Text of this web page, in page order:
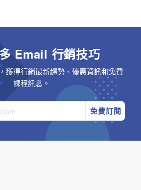
Email 行銷技巧
獲得行銷最新趨勢、優惠資訊和免費
課程訊息。
免費訂閱